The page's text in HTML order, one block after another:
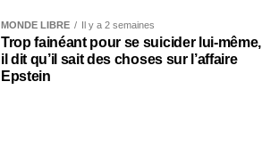
MONDE LIBRE Il y a 2 semaines
Trop fainéant pour se suicider lui-même,
il dit qu’il sait des choses sur l’affaire
Epstein